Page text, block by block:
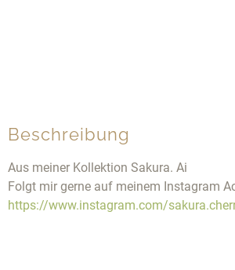
Beschreibung
Aus meiner Kollektion Sakura. Ai
Folgt mir gerne auf meinem Instagram
https://www.instagram.com/